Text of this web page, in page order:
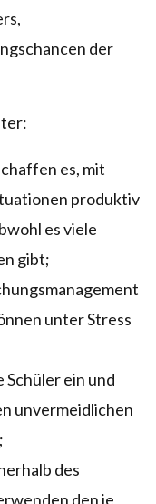
der
es, mit
produktiv
es viele
gibt;
unter Stress
ein und
unvermeidlichen
des
den je